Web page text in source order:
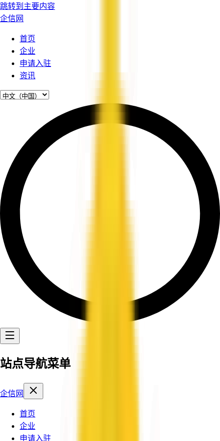
跳转到主要内容
企信网
首页
企业
申请入驻
资讯
站点导航菜单
企信网
首页
企业
申请入驻